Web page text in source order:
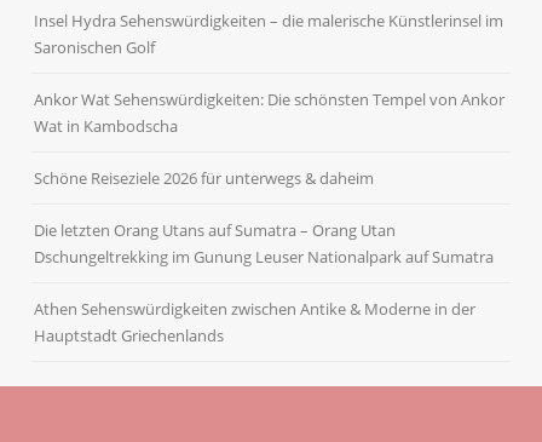
Insel Hydra Sehenswürdigkeiten – die malerische Künstlerinsel im
Saronischen Golf
Ankor Wat Sehenswürdigkeiten: Die schönsten Tempel von Ankor
Wat in Kambodscha
Schöne Reiseziele 2026 für unterwegs & daheim
Die letzten Orang Utans auf Sumatra – Orang Utan
Dschungeltrekking im Gunung Leuser Nationalpark auf Sumatra
Athen Sehenswürdigkeiten zwischen Antike & Moderne in der
Hauptstadt Griechenlands